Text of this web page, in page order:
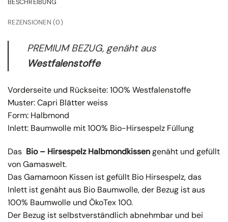
REZENSIONEN (0)
PREMIUM BEZUG, genäht aus
Westfalenstoffe
Vorderseite und Rückseite: 100% Westfalenstoffe
Muster: Capri Blätter weiss
Form: Halbmond
Inlett: Baumwolle mit 100% Bio-Hirsespelz Füllung
Das Bio – Hirsespelz Halbmondkissengenäht und gefüllt
von Gamaswelt.
Das Gamamoon Kissen ist gefüllt Bio Hirsespelz, das
Inlett ist genäht aus Bio Baumwolle, der Bezug ist aus
100% Baumwolle und ÖkoTex 100.
Der Bezug ist selbstverständlich abnehmbar und bei